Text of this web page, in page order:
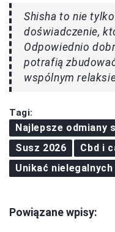
Shisha to nie
doświadczenie,
Odpowiednio
potrafią
wspólnym
Tagi:
Najlepsze odmiany
Susz 2026
Cbd i
Unikać nielegalnych
Powiązane wpisy: